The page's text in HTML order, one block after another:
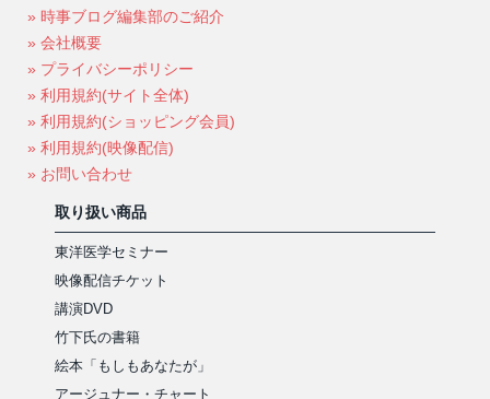
» 時事ブログ編集部のご紹介
» 会社概要
» プライバシーポリシー
» 利用規約(サイト全体)
» 利用規約(ショッピング会員)
» 利用規約(映像配信)
» お問い合わせ
取り扱い商品
東洋医学セミナー
映像配信チケット
講演DVD
竹下氏の書籍
絵本「もしもあなたが」
アージュナー・チャート